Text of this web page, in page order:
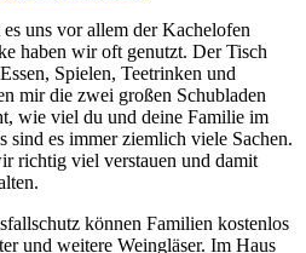
uns vor allem der Kachelofen
haben wir oft genutzt. Der Tisch
Spielen, Teetrinken und
mir die zwei großen Schubladen
wie viel du und deine Familie im
sind es immer ziemlich viele Sachen.
richtig viel verstauen und damit
können Familien kostenlos
und weitere Weingläser. Im Haus